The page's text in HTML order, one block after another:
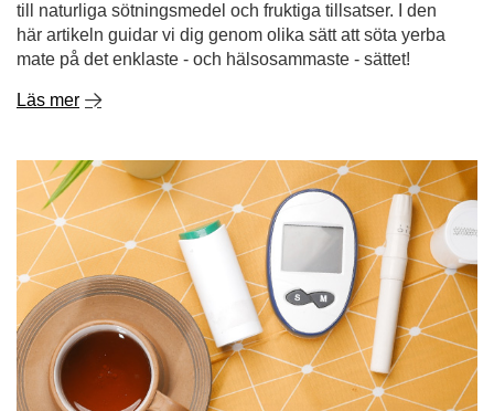
till naturliga sötningsmedel och fruktiga tillsatser. I den
här artikeln guidar vi dig genom olika sätt att söta yerba
mate på det enklaste - och hälsosammaste - sättet!
Läs mer